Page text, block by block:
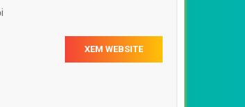
XEM WEBSITE